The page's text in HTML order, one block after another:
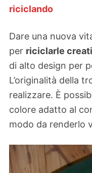
riciclando
Dare una nuova
per riciclarle
di alto design per
L’originalità della
realizzare. È
colore adatto al
modo da renderlo